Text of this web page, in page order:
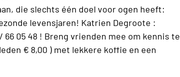
die slechts één doel voor ogen heeft:
levensjaren! Katrien Degroote :
05 48 ! Breng vrienden mee om kennis te
€ 8,00 ) met lekkere koffie en een